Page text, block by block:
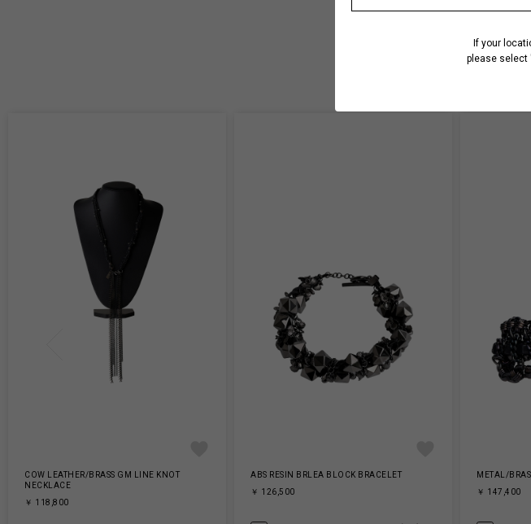
If your
please select
COW LEATHER/BRASS GM LINE KNOT
NECKLACE
￥ 118,800
ABS RESIN BRLEA BLOCK BRACELET
￥ 126,500
METAL/
￥ 147,400